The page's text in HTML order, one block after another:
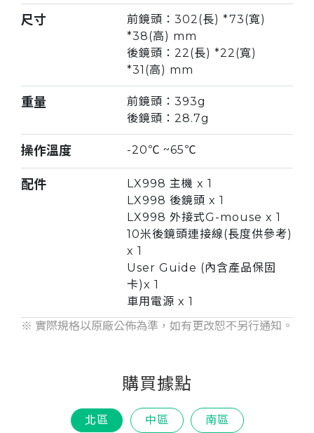
尺寸
前鏡頭：302(長) *73(寬)
*38(高) mm
後鏡頭：22(長) *22(寬)
*31(高) mm
重量
前鏡頭：393g
後鏡頭：28.7g
操作溫度 -20℃ ~65℃
配件
LX998 主機 x 1
LX998 後鏡頭 x 1
LX998 外接式G-mouse x 1
10米後鏡頭連接線(長度供參考)
x 1
User Guide (內含產品保固
卡)x 1
車用電源 x 1
※ 實際規格以原廠公佈為準，如有更改恕不另行通知。
購買據點
北區 中區 南區